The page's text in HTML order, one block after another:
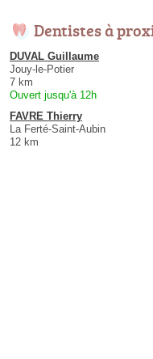
Dentistes à
DUVAL Guillaume
Jouy-le-Potier
7 km
Ouvert jusqu'à 12h
FAVRE Thierry
La Ferté-Saint-Aubin
12 km